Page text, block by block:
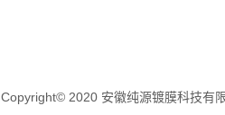
Copyright© 2020 安徽纯源镀膜科技有